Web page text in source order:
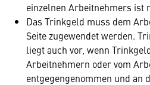
einzelnen Arbeitnehmers ist
Das Trinkgeld muss dem
Seite zugewendet werden.
liegt auch vor, wenn
Arbeitnehmern oder vom
entgegengenommen und an